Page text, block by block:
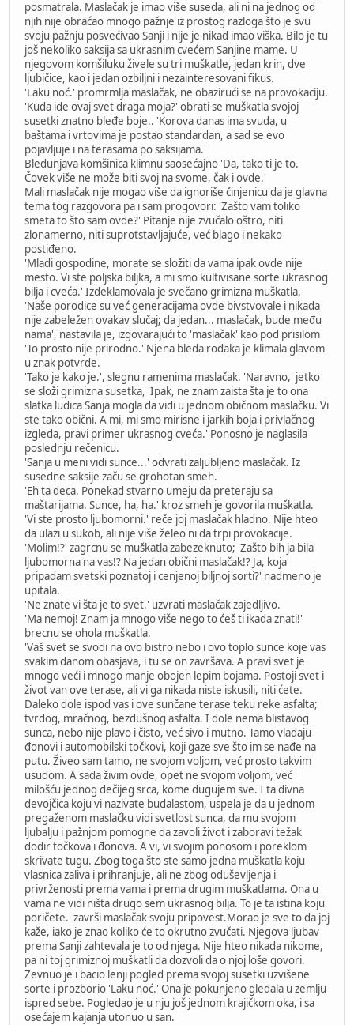
posmatrala. Maslačak je imao više suseda, ali ni na jednog od
njih nije obraćao mnogo pažnje iz prostog razloga što je svu
svoju pažnju posvećivao Sanji i nije je nikad imao viška. Bilo je tu
još nekoliko saksija sa ukrasnim cvećem Sanjine mame. U
njegovom komšiluku živele su tri muškatle, jedan krin, dve
ljubičice, kao i jedan ozbiljni i nezainteresovani fikus.
'Laku noć.' promrmlja maslačak, ne obazirući se na provokaciju.
'Kuda ide ovaj svet draga moja?' obrati se muškatla svojoj
susetki znatno bleđe boje.. 'Korova danas ima svuda, u
baštama i vrtovima je postao standardan, a sad se evo
pojavljuje i na terasama po saksijama.'
Bledunjava komšinica klimnu saosećajno 'Da, tako ti je to.
Čovek više ne može biti svoj na svome, čak i ovde.'
Mali maslačak nije mogao više da ignoriše činjenicu da je glavna
tema tog razgovora pa i sam progovori: 'Zašto vam toliko
smeta to što sam ovde?' Pitanje nije zvučalo oštro, niti
zlonamerno, niti suprotstavljajuće, već blago i nekako
postiđeno.
'Mladi gospodine, morate se složiti da vama ipak ovde nije
mesto. Vi ste poljska biljka, a mi smo kultivisane sorte ukrasnog
bilja i cveća.' Izdeklamovala je svečano grimizna muškatla.
'Naše porodice su već generacijama ovde bivstvovale i nikada
nije zabeležen ovakav slučaj; da jedan... maslačak, bude među
nama', nastavila je, izgovarajući to 'maslačak' kao pod prisilom
'To prosto nije prirodno.' Njena bleda rođaka je klimala glavom
u znak potvrde.
'Tako je kako je.', slegnu ramenima maslačak. 'Naravno,' jetko
se složi grimizna susetka, 'Ipak, ne znam zaista šta je to ona
slatka ludica Sanja mogla da vidi u jednom običnom maslačku. Vi
ste tako obični. A mi, mi smo mirisne i jarkih boja i privlačnog
izgleda, pravi primer ukrasnog cveća.' Ponosno je naglasila
poslednju rečenicu.
'Sanja u meni vidi sunce...' odvrati zaljubljeno maslačak. Iz
susedne saksije začu se grohotan smeh.
'Eh ta deca. Ponekad stvarno umeju da preteraju sa
maštarijama. Sunce, ha, ha.' kroz smeh je govorila muškatla.
'Vi ste prosto ljubomorni.' reče joj maslačak hladno. Nije hteo
da ulazi u sukob, ali nije više želeo ni da trpi provokacije.
'Molim!?' zagrcnu se muškatla zabezeknuto; 'Zašto bih ja bila
ljubomorna na vas!? Na jedan obični maslačak!? Ja, koja
pripadam svetski poznatoj i cenjenoj biljnoj sorti?' nadmeno je
upitala.
'Ne znate vi šta je to svet.' uzvrati maslačak zajedljivo.
'Ma nemoj! Znam ja mnogo više nego to ćeš ti ikada znati!'
brecnu se ohola muškatla.
'Vaš svet se svodi na ovo bistro nebo i ovo toplo sunce koje vas
svakim danom obasjava, i tu se on završava. A pravi svet je
mnogo veći i mnogo manje obojen lepim bojama. Postoji svet i
život van ove terase, ali vi ga nikada niste iskusili, niti ćete.
Daleko dole ispod vas i ove sunčane terase teku reke asfalta;
tvrdog, mračnog, bezdušnog asfalta. I dole nema blistavog
sunca, nebo nije plavo i čisto, već sivo i mutno. Tamo vladaju
đonovi i automobilski točkovi, koji gaze sve što im se nađe na
putu. Živeo sam tamo, ne svojom voljom, već prosto takvim
usudom. A sada živim ovde, opet ne svojom voljom, već
milošću jednog dečijeg srca, kome dugujem sve. I ta divna
devojčica koju vi nazivate budalastom, uspela je da u jednom
pregaženom maslačku vidi svetlost sunca, da mu svojom
ljubalju i pažnjom pomogne da zavoli život i zaboravi težak
dodir točkova i đonova. A vi, vi svojim ponosom i poreklom
skrivate tugu. Zbog toga što ste samo jedna muškatla koju
vlasnica zaliva i prihranjuje, ali ne zbog oduševljenja i
privrženosti prema vama i prema drugim muškatlama. Ona u
vama ne vidi ništa drugo sem ukrasnog bilja. To je ta istina koju
poričete.' završi maslačak svoju pripovest.Morao je sve to da joj
kaže, iako je znao koliko će to okrutno zvučati. Njegova ljubav
prema Sanji zahtevala je to od njega. Nije hteo nikada nikome,
pa ni toj grimiznoj muškatli da dozvoli da o njoj loše govori.
Zevnuo je i bacio lenji pogled prema svojoj susetki uzvišene
sorte i prozborio 'Laku noć.' Ona je pokunjeno gledala u zemlju
ispred sebe. Pogledao je u nju još jednom krajičkom oka, i sa
osećajem kajanja utonuo u san.